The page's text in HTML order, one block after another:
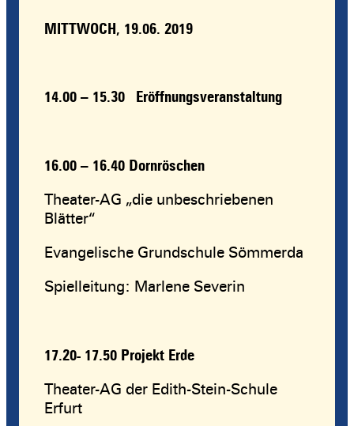
MITTWOCH, 19.06. 2019
14.00 – 15.30 Eröffnungsveranstaltung
16.00 – 16.40 Dornröschen
Theater-AG „die unbeschriebenen
Blätter“
Evangelische Grundschule Sömmerda
Spielleitung: Marlene Severin
17.20- 17.50 Projekt Erde
Theater-AG der Edith-Stein-Schule
Erfurt